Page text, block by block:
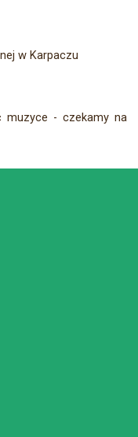
w Karpaczu
muzyce - czekamy na